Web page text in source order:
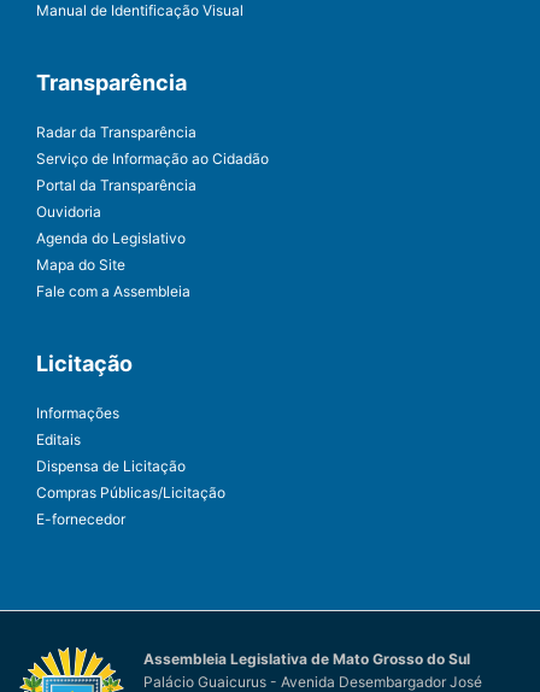
Manual de Identificação Visual
Transparência
Radar da Transparência
Serviço de Informação ao Cidadão
Portal da Transparência
Ouvidoria
Agenda do Legislativo
Mapa do Site
Fale com a Assembleia
Licitação
Informações
Editais
Dispensa de Licitação
Compras Públicas/Licitação
E-fornecedor
Assembleia Legislativa de Mato Grosso do Sul
Palácio Guaicurus - Avenida Desembargador José